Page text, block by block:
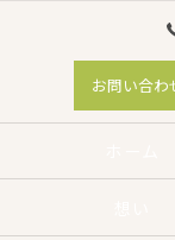
お問い合わ